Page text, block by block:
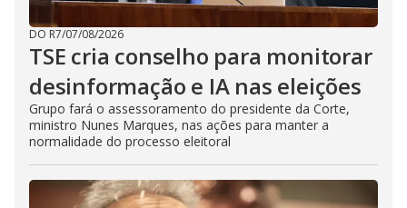
DO R7/07/08/2026
TSE cria conselho para monitorar
desinformação e IA nas eleições
Grupo fará o assessoramento do presidente da Corte,
ministro Nunes Marques, nas ações para manter a
normalidade do processo eleitoral